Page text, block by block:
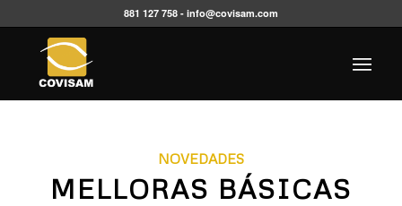
881 127 758 - info@covisam.com
NOVEDADES
MELLORAS BÁSICAS